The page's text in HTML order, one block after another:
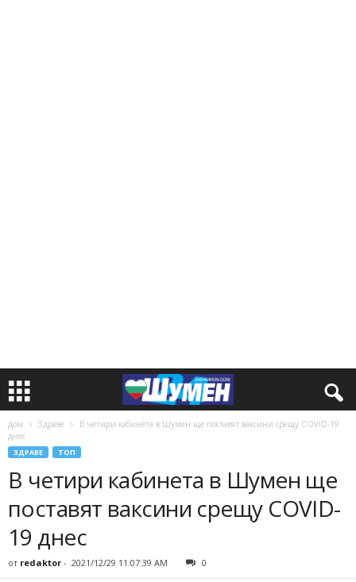
дом Здраве
В четири кабинета в Шумен ще поставят ваксини срещу COVID-19
днес
ЗДРАВЕ ТОП
В четири кабинета в Шумен ще
поставят ваксини срещу COVID-
19 днес
от redaktor - 2021/12/29 11:07:39 AM 0